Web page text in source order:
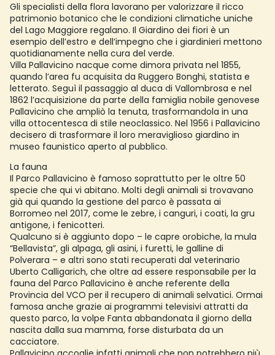
Gli specialisti della flora lavorano per valorizzare il ricco
patrimonio botanico che le condizioni climatiche uniche
del Lago Maggiore regalano. Il Giardino dei fiori è un
esempio dell’estro e dell’impegno che i giardinieri mettono
quotidianamente nella cura del verde.
Villa Pallavicino nacque come dimora privata nel 1855,
quando l’area fu acquisita da Ruggero Bonghi, statista e
letterato. Seguì il passaggio al duca di Vallombrosa e nel
1862 l’acquisizione da parte della famiglia nobile genovese
Pallavicino che ampliò la tenuta, trasformandola in una
villa ottocentesca di stile neoclassico. Nel 1956 i Pallavicino
decisero di trasformare il loro meraviglioso giardino in
museo faunistico aperto al pubblico.
La fauna
Il Parco Pallavicino è famoso soprattutto per le oltre 50
specie che qui vi abitano. Molti degli animali si trovavano
già qui quando la gestione del parco è passata ai
Borromeo nel 2017, come le zebre, i canguri, i coati, la gru
antigone, i fenicotteri.
Qualcuno si è aggiunto dopo – le capre orobiche, la mula
“Bellavista”, gli alpaga, gli asini, i furetti, le galline di
Polverara – e altri sono stati recuperati dal veterinario
Uberto Calligarich, che oltre ad essere responsabile per la
fauna del Parco Pallavicino è anche referente della
Provincia del VCO per il recupero di animali selvatici. Ormai
famosa anche grazie ai programmi televisivi attratti da
questo parco, la volpe Fanta abbandonata il giorno della
nascita dalla sua mamma, forse disturbata da un
cacciatore.